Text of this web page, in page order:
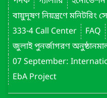
বায়ুদূষণ নিয়ন্ত্রণে মনিটরিং
333-4 Call Center
FAQ
জুলাই পুনর্জাগরণ
07 September:
EbA Project